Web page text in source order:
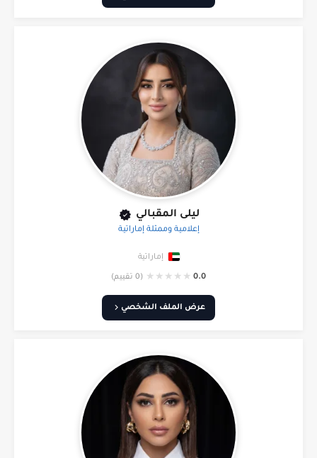
ليلى المقبالي
إعلامية وممثلة إماراتية
إماراتية
0.0
★
★
★
★
★ (0 تقييم)
عرض الملف الشخصي